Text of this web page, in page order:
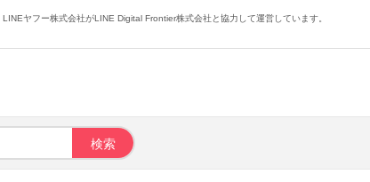
ヤフー株式会社がLINE Digital Frontier株式会社と協力して運営しています。